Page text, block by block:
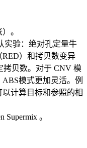
。
实验：绝对孔定量牛
）和拷贝数变异
拷贝数。对于 CNV 模
模式更加灵活。例
计算目标和参照的相
Supermix 。